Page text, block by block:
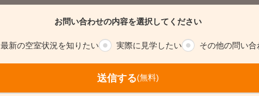
お問い合わせの内容を選択してください
最新の空室状況を知りたい 実際に 見学したい その他の問い合
送信する(無料)